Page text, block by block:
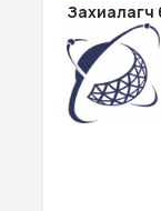
Захиалагч